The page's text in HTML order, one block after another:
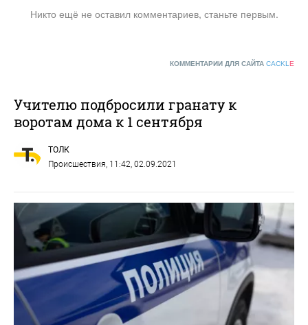
Никто ещё не оставил комментариев, станьте первым.
КОММЕНТАРИИ ДЛЯ САЙТА CACKL E
Учителю подбросили гранату к
воротам дома к 1 сентября
ТОЛК
Происшествия, 11:42, 02.09.2021